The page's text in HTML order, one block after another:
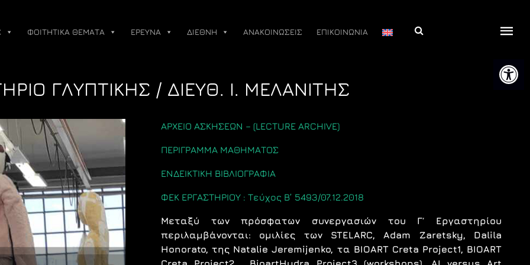
ΦΟΙΤΗΤΙΚΑ ΘΕΜΑΤΑ ΕΡΕΥΝΑ ΔΙΕΘΝΗ ΑΝΑΚΟΙΝΩΣΕΙΣ ΕΠΙΚΟΙΝΩΝΙΑ Αναζήτηση
ΓΛΥΠΤΙΚΗΣ / ΔΙΕΥΘ. Ι. ΜΕΛΑΝΊΤΗΣ
AΡΧΕΙΟ ΑΣΚΗΣΕΩΝ – (LECTURE ARCHIVE)
ΠΕΡΙΓΡΑΜΜΑ ΜΑΘΗΜΑΤΟΣ
ΕΝΔΕΙΚΤΙΚΗ ΒΙΒΛΙΟΓΡΑΦΙΑ
ΦΕΚ ΕΡΓΑΣΤΗΡΙΟΥ : Τεύχος Β’ 5493/07.12.2018
Μεταξύ των πρόσφατων συνεργασιών του Γ΄ Εργαστηρίου
περιλαμβάνονται: ομιλίες των STELARC, Adam Zaretsky, Dalila
Honorato, της Natalie Jeremijenko, τα BIOART Creta Project1, BIOART